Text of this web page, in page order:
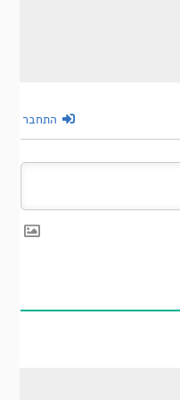
התחבר